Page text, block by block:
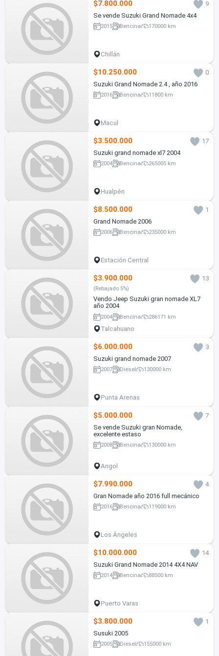
$7.800.000
9
Se vende Suzuki Grand Nomade 4x4
2015 Bencina 170000 km
Chillán
$10.250.000
0
Suzuki Grand Nomade 2.4 , año 2016
2016 Bencina 11800 km
Macul
$3.500.000
17
Suzuki grand nomade xl7 2004
2004 Bencina 265005 km
Hualpén
$8.500.000
1
Grand Nomade 2006
2006 Bencina 235000 km
Estación Central
$3.900.000 13
(Rebajado 5%)
Vendo Jeep Suzuki gran nomade XL7
año 2004
2004 Bencina 286171 km
Talcahuano
$6.000.000
3
Suzuki grand nomade 2007
2007 Diesel 130000 km
Punta Arenas
$5.000.000
7
Se vende Suzuki gran Nomade,
excelente estaso
2008 Bencina 130000 km
Angol
$7.990.000
4
Gran Nomade año 2016 full mecánico
2016 Bencina 119000 km
Los Ángeles
$10.000.000
14
Suzuki Grand Nomade 2014 4X4 NAV
2014 Bencina 88500 km
Puerto Varas
$3.800.000
1
Susuki 2005
2005 Diesel 155000 km